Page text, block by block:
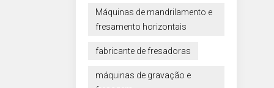
Máquinas de mandrilamento e
fresamento horizontais
fabricante de fresadoras
máquinas de gravação e